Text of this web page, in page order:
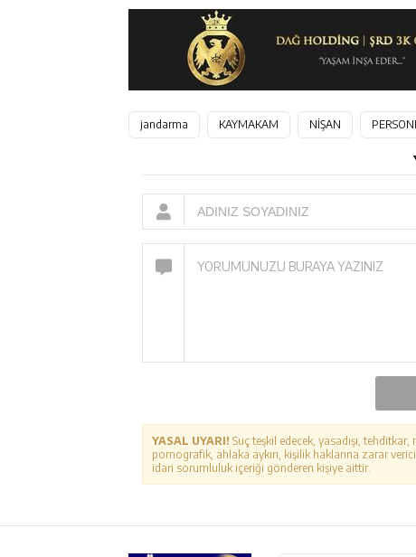
jandarma KAYMAKAM NİŞAN
YASAL UYARI! Suç teşkil edecek, yasadışı,
pornografik, ahlaka aykırı, kişilik haklarına zarar
idari sorumluluk içeriği gönderen kişiye aittir.